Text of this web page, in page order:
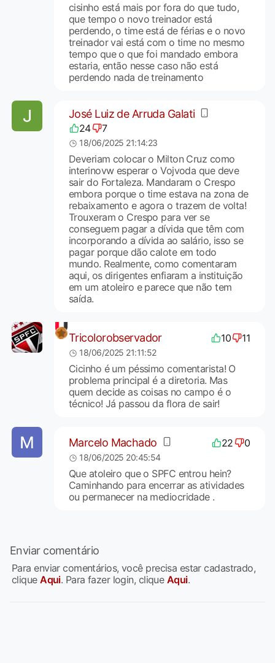
cisinho está mais por fora do que tudo,
que tempo o novo treinador está
perdendo, o time está de férias e o novo
treinador vai está com o time no mesmo
tempo que o que foi mandado embora
estaria, então nesse caso não está
perdendo nada de treinamento
José Luiz de Arruda Galati
24 7
18/06/2025 21:14:23
Deveriam colocar o Milton Cruz como
interinovw esperar o Vojvoda que deve
sair do Fortaleza. Mandaram o Crespo
embora porque o time estava na zona de
rebaixamento e agora o trazem de volta!
Trouxeram o Crespo para ver se
conseguem pagar a dívida que têm com
incorporando a dívida ao salário, isso se
pagar porque dão calote em todo
mundo. Realmente, como comentaram
aqui, os dirigentes enfiaram a instituição
em um atoleiro e parece que não tem
saída.
Tricolorobservador 10 11
18/06/2025 21:11:52
Cicinho é um péssimo comentarista! O
problema principal é a diretoria. Mas
quem decide as coisas no campo é o
técnico! Já passou da flora de sair!
Marcelo Machado 22 0
18/06/2025 20:45:54
Que atoleiro que o SPFC entrou hein?
Caminhando para encerrar as atividades
ou permanecer na mediocridade .
Enviar comentário
Para enviar comentários, você precisa estar cadastrado,
cliqueAqui. Para fazer login, clique Aqui.